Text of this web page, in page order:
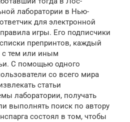
лаборатории в Нью-
для электронной
игры. Его подписчики
препринтов, каждый
с тем или иным
С помощью одного
со всего мира
статьи
лаборатории, получать
выполнять поиск по автору
состоял в том, чтобы